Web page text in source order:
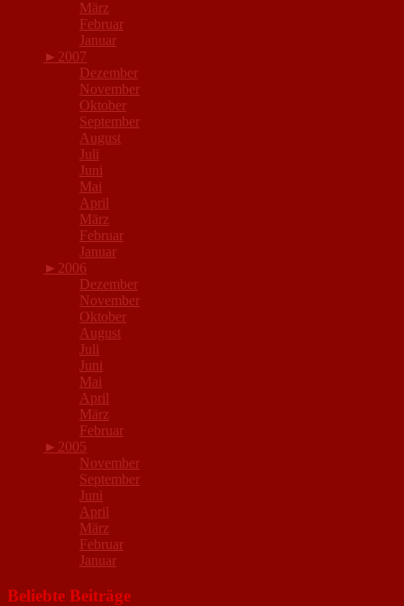
März
Februar
Januar
► 2007
Dezember
November
Oktober
September
August
Juli
Juni
Mai
April
März
Februar
Januar
► 2006
Dezember
November
Oktober
August
Juli
Juni
Mai
April
März
Februar
► 2005
November
September
Juni
April
März
Februar
Januar
Beliebte Beiträge